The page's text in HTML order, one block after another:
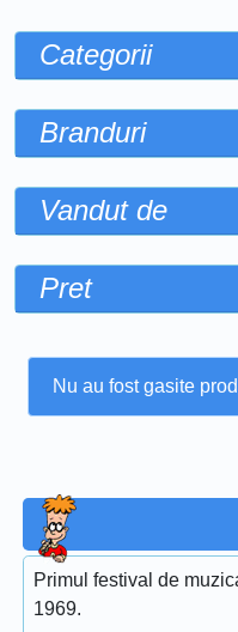
Categorii
Branduri
Vandut de
Pret
Nu au fost gasite
Primul festival de
1969.